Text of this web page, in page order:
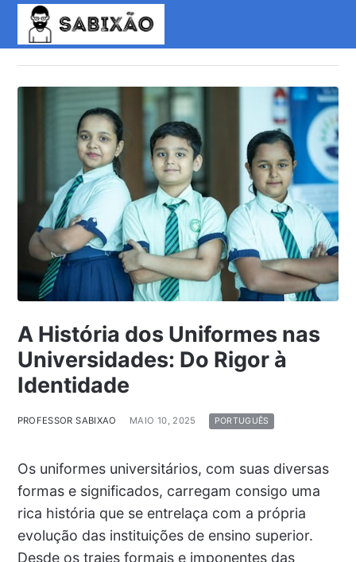
A História dos Uniformes nas
Universidades: Do Rigor à
Identidade
PROFESSOR SABIXAO MAIO 10, 2025 PORTUGUÊS
Os uniformes universitários, com suas diversas
formas e significados, carregam consigo uma
rica história que se entrelaça com a própria
evolução das instituições de ensino superior.
Desde os trajes formais e imponentes das